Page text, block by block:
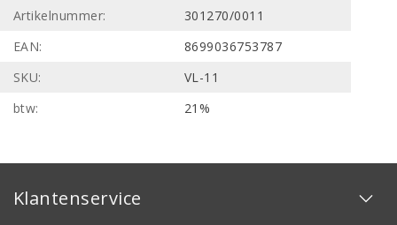
Artikelnummer:
301270/0011
EAN:
8699036753787
SKU:
VL-11
btw:
21%
Klantenservice